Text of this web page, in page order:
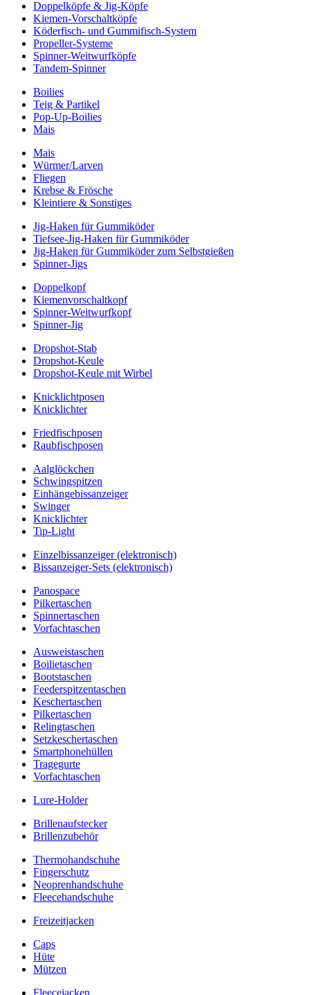
Doppelköpfe & Jig-Köpfe
Kiemen-Vorschaltköpfe
Köderfisch- und Gummifisch-System
Propeller-Systeme
Spinner-Weitwurfköpfe
Tandem-Spinner
Boilies
Teig & Partikel
Pop-Up-Boilies
Mais
Mais
Würmer/Larven
Fliegen
Krebse & Frösche
Kleintiere & Sonstiges
Jig-Haken für Gummiköder
Tiefsee-Jig-Haken für Gummiköder
Jig-Haken für Gummiköder zum Selbstgießen
Spinner-Jigs
Doppelkopf
Kiemenvorschaltkopf
Spinner-Weitwurfkopf
Spinner-Jig
Dropshot-Stab
Dropshot-Keule
Dropshot-Keule mit Wirbel
Knicklichtposen
Knicklichter
Friedfischposen
Raubfischposen
Aalglöckchen
Schwingspitzen
Einhängebissanzeiger
Swinger
Knicklichter
Tip-Light
Einzelbissanzeiger (elektronisch)
Bissanzeiger-Sets (elektronisch)
Panospace
Pilkertaschen
Spinnertaschen
Vorfachtaschen
Ausweistaschen
Boilietaschen
Bootstaschen
Feederspitzentaschen
Keschertaschen
Pilkertaschen
Relingtaschen
Setzkeschertaschen
Smartphonehüllen
Tragegurte
Vorfachtaschen
Lure-Holder
Brillenaufstecker
Brillenzubehör
Thermohandschuhe
Fingerschutz
Neoprenhandschuhe
Fleecehandschuhe
Freizeitjacken
Caps
Hüte
Mützen
Fleecejacken